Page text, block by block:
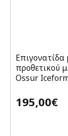
Επιγονατίδα
προθετικού
Ossur
195,00€